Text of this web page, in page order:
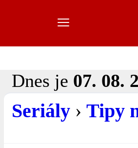
Dnes je 07. 08.
Seriály › Tipy